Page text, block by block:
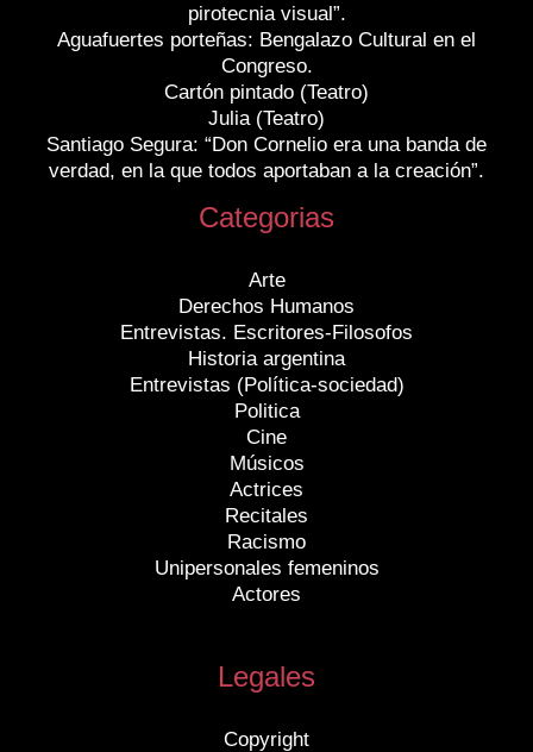
pirotecnia visual”.
Aguafuertes porteñas: Bengalazo Cultural en el
Congreso.
Cartón pintado (Teatro)
Julia (Teatro)
Santiago Segura: “Don Cornelio era una banda de
verdad, en la que todos aportaban a la creación”.
Categorias
Arte
Derechos Humanos
Entrevistas. Escritores-Filosofos
Historia argentina
Entrevistas (Política-sociedad)
Politica
Cine
Músicos
Actrices
Recitales
Racismo
Unipersonales femeninos
Actores
Legales
Copyright